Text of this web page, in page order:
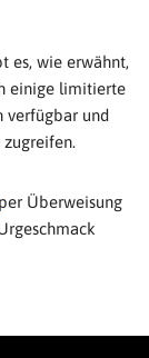
es, wie erwähnt,
einige limitierte
verfügbar und
per Überweisung